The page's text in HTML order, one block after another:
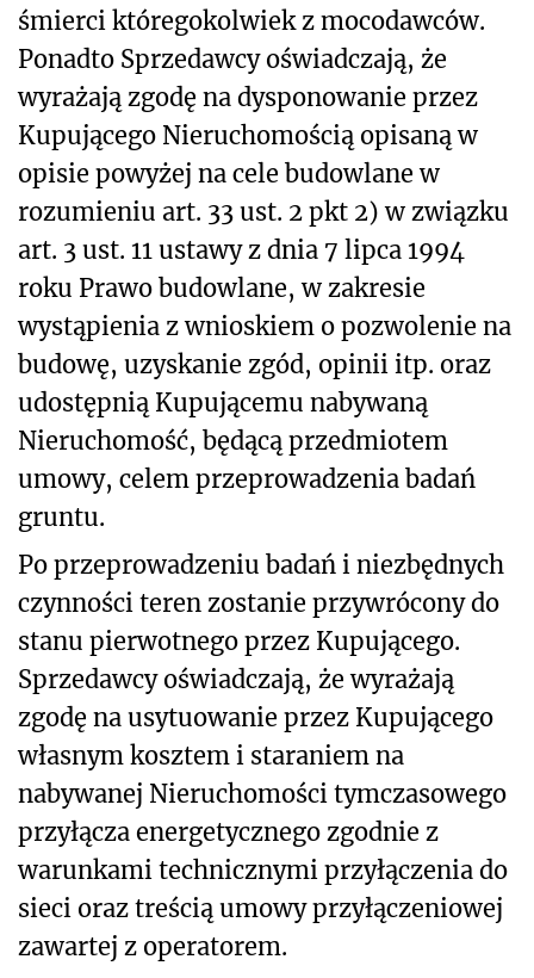
śmierci któregokolwiek z mocodawców.
Ponadto Sprzedawcy oświadczają, że
wyrażają zgodę na dysponowanie przez
Kupującego Nieruchomością opisaną w
opisie powyżej na cele budowlane w
rozumieniu art. 33 ust. 2 pkt 2) w związku
art. 3 ust. 11 ustawy z dnia 7 lipca 1994
roku Prawo budowlane, w zakresie
wystąpienia z wnioskiem o pozwolenie na
budowę, uzyskanie zgód, opinii itp. oraz
udostępnią Kupującemu nabywaną
Nieruchomość, będącą przedmiotem
umowy, celem przeprowadzenia badań
gruntu.
Po przeprowadzeniu badań i niezbędnych
czynności teren zostanie przywrócony do
stanu pierwotnego przez Kupującego.
Sprzedawcy oświadczają, że wyrażają
zgodę na usytuowanie przez Kupującego
własnym kosztem i staraniem na
nabywanej Nieruchomości tymczasowego
przyłącza energetycznego zgodnie z
warunkami technicznymi przyłączenia do
sieci oraz treścią umowy przyłączeniowej
zawartej z operatorem.